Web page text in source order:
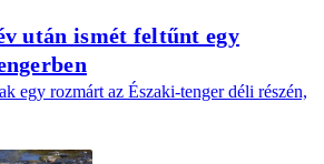
után ismét feltűnt egy
egy rozmárt az Északi-tenger déli részén,